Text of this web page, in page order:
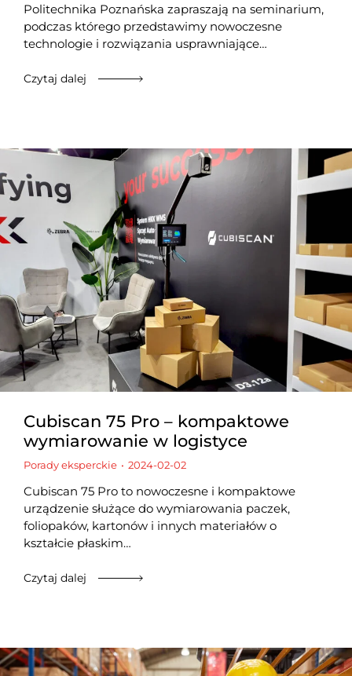
Politechnika Poznańska zapraszają na seminarium,
podczas którego przedstawimy nowoczesne
technologie i rozwiązania usprawniające…
Czytaj dalej
Cubiscan 75 Pro – kompaktowe
wymiarowanie w logistyce
Porady eksperckie 2024-02-02
Cubiscan 75 Pro to nowoczesne i kompaktowe
urządzenie służące do wymiarowania paczek,
foliopaków, kartonów i innych materiałów o
kształcie płaskim…
Czytaj dalej